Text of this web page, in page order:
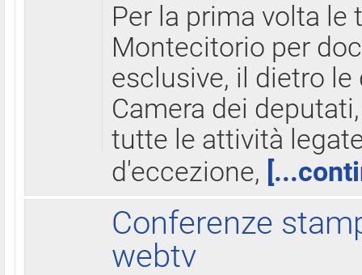
Per la prima volta le
Montecitorio per
esclusive, il dietro
Camera dei
tutte le attività
d'eccezione,
Conferenze
webtv